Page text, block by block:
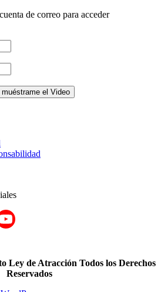
de correo para acceder
el Video
Ley de Atracción Todos los Derechos
Reservados